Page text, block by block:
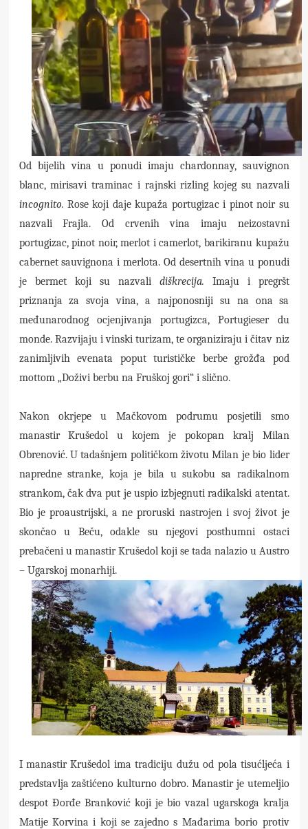
Od bijelih vina u ponudi imaju chardonnay, sauvignon
blanc, mirisavi traminac i rajnski rizling kojeg su nazvali
incognito. Rose koji daje kupaža portugizac i pinot noir su
nazvali Frajla. Od crvenih vina imaju neizostavni
portugizac, pinot noir, merlot i camerlot, barikiranu kupažu
cabernet sauvignona i merlota. Od desertnih vina u ponudi
je bermet koji su nazvali diškrecija. Imaju i pregršt
priznanja za svoja vina, a najponosniji su na ona sa
međunarodnog ocjenjivanja portugizca, Portugieser du
monde. Razvijaju i vinski turizam, te organiziraju i čitav niz
zanimljivih evenata poput turističke berbe grožđa pod
mottom „Doživi berbu na Fruškoj gori“ i slično.
Nakon okrjepe u Mačkovom podrumu posjetili smo
manastir Krušedol u kojem je pokopan kralj Milan
Obrenović. U tadašnjem političkom životu Milan je bio lider
napredne stranke, koja je bila u sukobu sa radikalnom
strankom, čak dva put je uspio izbjegnuti radikalski atentat.
Bio je proaustrijski, a ne proruski nastrojen i svoj život je
skončao u Beču, odakle su njegovi posthumni ostaci
prebačeni u manastir Krušedol koji se tada nalazio u Austro
– Ugarskoj monarhiji.
I manastir Krušedol ima tradiciju dužu od pola tisućljeća i
predstavlja zaštićeno kulturno dobro. Manastir je utemeljio
despot Đorđe Branković koji je bio vazal ugarskoga kralja
Matije Korvina i koji se zajedno s Mađarima borio protiv